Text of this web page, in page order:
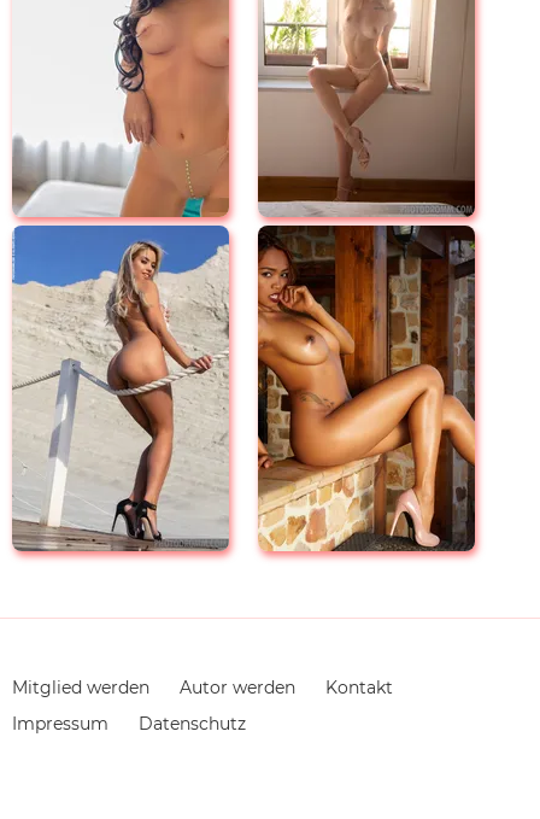
Navigation
überspringen
Mitglied werden Autor werden
Kontakt
Impressum
Datenschutz